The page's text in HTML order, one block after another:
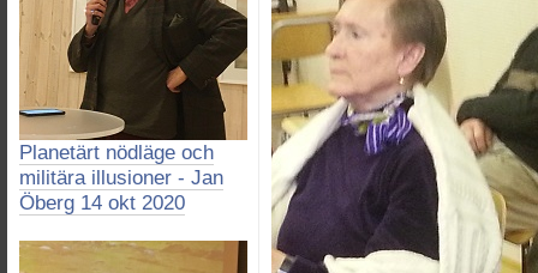
Planetärt nödläge och
militära illusioner - Jan
Öberg 14 okt 2020